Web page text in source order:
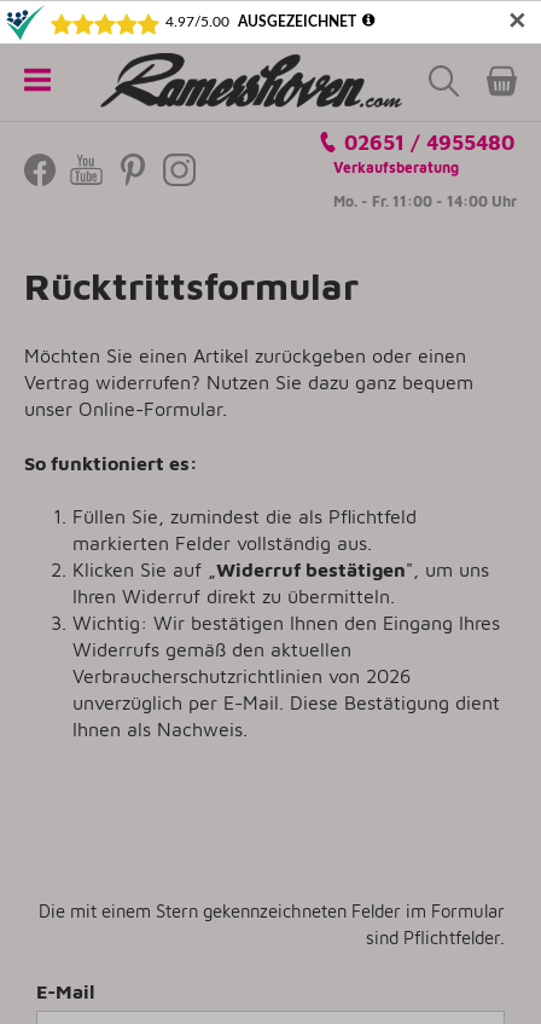
✕
5€ SICHERN! NEWSLETTER ABONNIEREN
Kategorien
02651 / 4955480
Verkaufsberatung
Mo. - Fr. 11:00 - 14:00 Uhr
Rücktrittsformular
Möchten Sie einen Artikel zurückgeben oder einen
Vertrag widerrufen? Nutzen Sie dazu ganz bequem
unser Online-Formular.
So funktioniert es:
Füllen Sie, zumindest die als Pflichtfeld
markierten Felder vollständig aus.
Klicken Sie auf „ Widerruf bestätigen", um uns
Ihren Widerruf direkt zu übermitteln.
Wichtig: Wir bestätigen Ihnen den Eingang Ihres
Widerrufs gemäß den aktuellen
Verbraucherschutzrichtlinien von 2026
unverzüglich per E-Mail. Diese Bestätigung dient
Ihnen als Nachweis.
Die mit einem Stern gekennzeichneten Felder im Formular
sind Pflichtfelder.
E-Mail